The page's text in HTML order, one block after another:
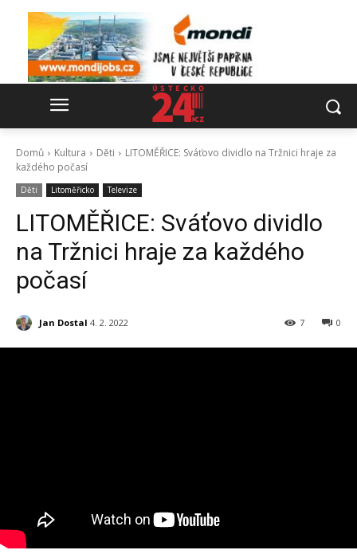
Domů Kultura Děti
LITOMĚŘICE: Sváťovo dividlo na Tržnici hraje za
každého počasí
Děti Litoměřicko Televize
LITOMĚŘICE: Sváťovo dividlo
na Tržnici hraje za každého
počasí
Jan Dostal 4. 2. 2022 0
7